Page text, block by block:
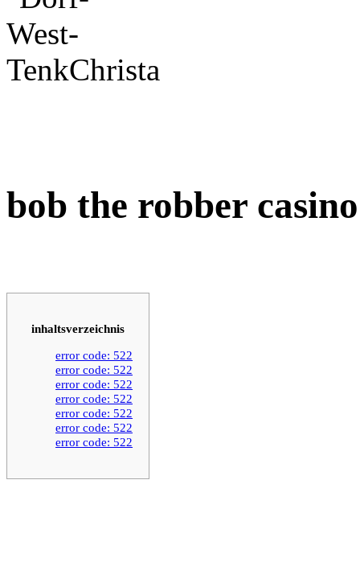
bob the robber
inhaltsverzeichnis
error code: 522
error code: 522
error code: 522
error code: 522
error code: 522
error code: 522
error code: 522